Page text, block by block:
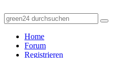
Home
Forum
Registrieren